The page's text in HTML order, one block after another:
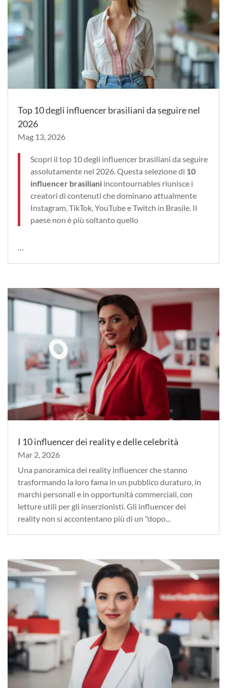
Top 10 degli influencer brasiliani da seguire nel
2026
Mag 13, 2026
Scopri il top 10 degli influencer brasiliani da seguire
assolutamente nel 2026. Questa selezione di 10
influencer brasiliani incontournables riunisce i
creatori di contenuti che dominano attualmente
Instagram, TikTok, YouTube e Twitch in Brasile. Il
paese non è più soltanto quello
I 10 influencer dei reality e delle celebrità
Mar 2, 2026
Una panoramica dei reality influencer che stanno
trasformando la loro fama in un pubblico duraturo, in
marchi personali e in opportunità commerciali, con
letture utili per gli inserzionisti. Gli influencer dei
reality non si accontentano più di un "dopo...